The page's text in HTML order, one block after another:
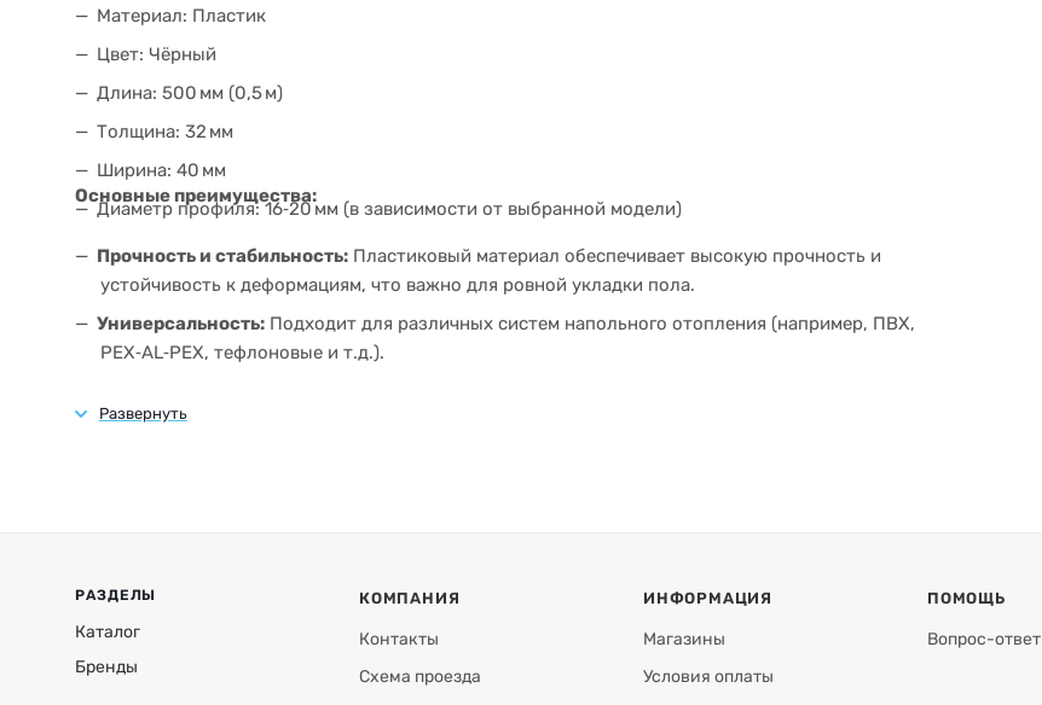
Материал: Пластик
Цвет: Чёрный
Длина: 500 мм (0,5 м)
Толщина: 32 мм
Ширина: 40 мм
Диаметр профиля: 16‑20 мм (в зависимости от выбранной модели)
Основные преимущества:
Прочность и стабильность: Пластиковый материал обеспечивает высокую прочность и
устойчивость к деформациям, что важно для ровной укладки пола.
Универсальность: Подходит для различных систем напольного отопления (например, ПВХ,
PEX‑AL‑PEX, тефлоновые и т.д.).
поверхности.
Простота установки:
Длина 0,5 м позволяет укладывать планки без необходимости резки, экономя
время и усилия.
РАЗДЕЛЫ
Каталог
Бренды
КОМПАНИЯ
Контакты
Схема проезда
ИНФОРМАЦИЯ
Магазины
Условия оплаты
ПОМОЩЬ
Вопрос-ответ